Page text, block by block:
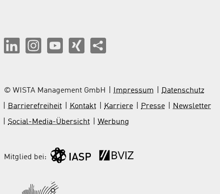
© WISTA Management GmbH Impressum
Datenschutz
Barrierefreiheit
Kontakt Karriere Presse
Newsletter
Social-Media-Übersicht
Werbung
Mitglied bei: